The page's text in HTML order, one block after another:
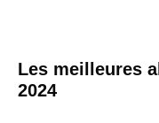
Les meilleures
2024